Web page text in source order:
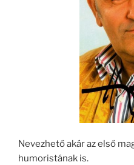
Nevezhető akár az első
humoristának is.